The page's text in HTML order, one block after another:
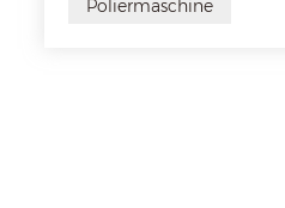
Poliermaschine